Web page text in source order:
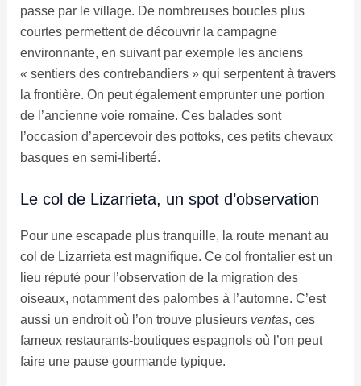
passe par le village. De nombreuses boucles plus
courtes permettent de découvrir la campagne
environnante, en suivant par exemple les anciens
« sentiers des contrebandiers » qui serpentent à travers
la frontière. On peut également emprunter une portion
de l’ancienne voie romaine. Ces balades sont
l’occasion d’apercevoir des pottoks, ces petits chevaux
basques en semi-liberté.
Le col de Lizarrieta, un spot d’observation
Pour une escapade plus tranquille, la route menant au
col de Lizarrieta est magnifique. Ce col frontalier est un
lieu réputé pour l’observation de la migration des
oiseaux, notamment des palombes à l’automne. C’est
aussi un endroit où l’on trouve plusieurs ventas, ces
fameux restaurants-boutiques espagnols où l’on peut
faire une pause gourmande typique.